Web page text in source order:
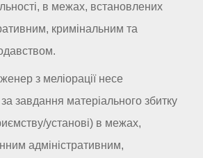
в межах, встановлених
кримінальним та
з меліорації несе
за завдання матеріального збитку
установі) в межах,
адміністративним,